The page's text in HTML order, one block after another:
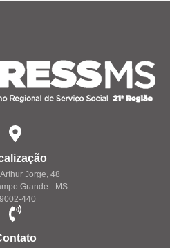
Jorge, 48
Grande - MS
440